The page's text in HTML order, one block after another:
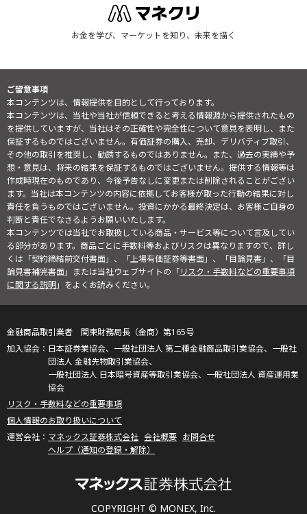
お金を学び、マーケットを知り、未来を描く
ご留意事項
本コンテンツは、情報提供を目的として行っております。
本コンテンツは、当社や当社が信頼できると考える情報源から提供されたもの
を提供していますが、当社はその正確性や完全性について意見を表明し、また
保証するものではございません。有価証券の購入、売却、デリバティブ取引、
その他の取引を推奨し、勧誘するものではありません。また、過去の実績や予
想・意見は、将来の結果を保証するものではございません。提供する情報等は
作成時現在のものであり、今後予告なしに変更または削除されることがござい
ます。当社は本コンテンツの内容に依拠してお客様が取った行動の結果に対し
責任を負うものではございません。投資にかかる最終決定は、お客様ご自身の
判断と責任でなさるようお願いいたします。
本コンテンツでは当社でお取扱している商品・サービス等について言及してい
る部分があります。商品ごとに手数料等およびリスクは異なりますので、詳し
くは「契約締結前交付書面」、「上場有価証券等書面」、「目論見書」、「目
論見書補完書面」または当社ウェブサイトの「リスク・手数料などの重要事項
に関する説明」をよくお読みください。
COPYRIGHT © MONEX, Inc.
金融商品取引業者 関東財務局長（金商）第165号
日本証券業協会、一般社団法人 第二種金融商品取引業協会、一般社
団法人 金融先物取引業協会、
一般社団法人 日本暗号資産等取引業協会、一般社団法人 資産運用業
協会
リスク・手数料などの重要事項
個人情報のお取り扱いについて
マネックス証券株式会社 会社概要 お問合せ
ヘルプ（通知の登録・解除）